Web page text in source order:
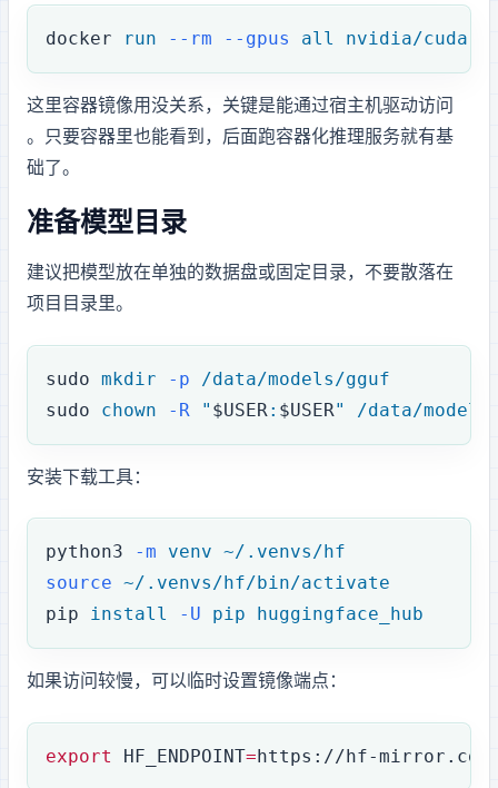
docker run --rm --gpus all nvidia/
这里容器镜像用 Ubuntu 24.04 base 没关系，关键是能通过宿主机驱动访问
GPU。只要容器里也能看到 RTX 4090，后面跑容器化推理服务就有基
础了。
3. 准备模型目录
建议把模型放在单独的数据盘或固定目录，不要散落在
项目目录里。
sudo mkdir -p /data/models/gguf
sudo chown -R " $USER : $USER" /data/models
安装 Hugging Face 下载工具：
python3 -m venv ~/.venvs/hf
source ~/.venvs/hf/bin/activate
pip install -U pip huggingface_hub
如果访问 Hugging Face 较慢，可以临时设置镜像端点：
export HF_ENDPOINT=https://hf-mirror.com